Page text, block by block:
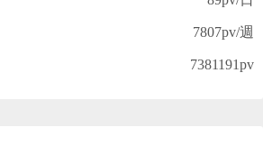
7807pv/週
7381191pv